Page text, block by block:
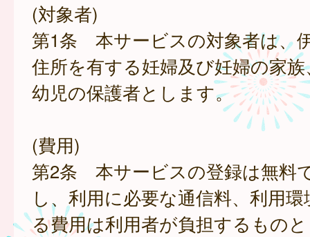
(対象者)
第1条 本サービスの対象者は、
住所を有する妊婦及び妊婦の家
幼児の保護者とします。
(費用)
第2条 本サービスの登録は無料
し、利用に必要な通信料、利用
る費用は利用者が負担するもの